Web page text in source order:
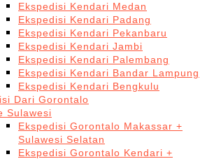
Ekspedisi Kendari Medan
Ekspedisi Kendari Padang
Ekspedisi Kendari Pekanbaru
Ekspedisi Kendari Jambi
Ekspedisi Kendari Palembang
Ekspedisi Kendari Bandar Lampung
Ekspedisi Kendari Bengkulu
Dari Gorontalo
Sulawesi
Ekspedisi Gorontalo Makassar +
Sulawesi Selatan
Ekspedisi Gorontalo Kendari +